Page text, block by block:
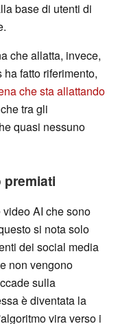
base di utenti di
che allatta, invece,
fatto riferimento,
che sta allattando
tra gli
quasi nessuno
AI che sono
si nota solo
dei social media
non vengono
sulla
è diventata la
vira verso i